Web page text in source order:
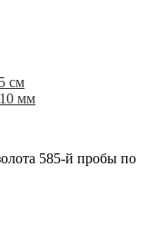
мм
585-й пробы по